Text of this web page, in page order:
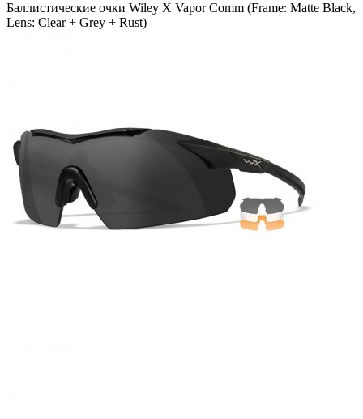
Баллистические очки Wiley X Vapor Comm (Frame: Matte Black,
Lens: Clear + Grey + Rust)